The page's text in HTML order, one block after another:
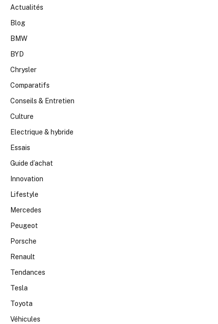
Actualités
Blog
BMW
BYD
Chrysler
Comparatifs
Conseils & Entretien
Culture
Electrique & hybride
Essais
Guide d’achat
Innovation
Lifestyle
Mercedes
Peugeot
Porsche
Renault
Tendances
Tesla
Toyota
Véhicules